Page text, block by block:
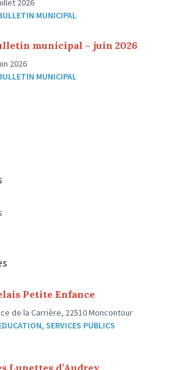
2026
MUNICIPAL
municipal – juin 2026
2026
MUNICIPAL
Petite Enfance
de la Carrière, 22510 Moncontour
, SERVICES PUBLICS
Lunettes d’Audrey